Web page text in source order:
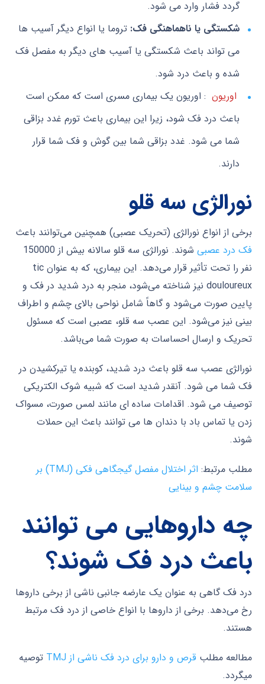
گردد فشار وارد می شود.
شکستگی یا ناهماهنگی فک: تروما یا انواع دیگر آسیب ها
می تواند باعث شکستگی یا آسیب های دیگر به مفصل فک
شده و باعث درد شود.
اوریون : اوریون یک بیماری مسری است که ممکن است
باعث درد فک شود، زیرا این بیماری باعث تورم غدد بزاقی
شما می شود. غدد بزاقی شما بین گوش و فک شما قرار
دارند.
نورالژی سه قلو
برخی از انواع نورالژی (تحریک عصبی) همچنین می‌توانند باعث
فک درد عصبی
شوند. نورالژی سه قلو سالانه بیش از 150000
نفر را تحت تأثیر قرار می‌دهد. این بیماری، که به عنوان tic
douloureux نیز شناخته می‌شود، منجر به درد شدید در فک و
پایین صورت می‌شود و گاهاً شامل نواحی بالای چشم و اطراف
بینی نیز می‌شود. این عصب سه قلو، عصبی است که مسئول
تحریک و ارسال احساسات به صورت شما می‌باشد.
نورالژی عصب سه قلو باعث درد شدید، کوبنده یا تیرکشیدن در
فک شما می شود. آنقدر شدید است که شبیه شوک الکتریکی
توصیف می شود. اقدامات ساده ای مانند لمس صورت، مسواک
زدن یا تماس باد با دندان ها می توانند باعث این حملات
شوند.
مطلب مرتبط:
اثر اختلال مفصل گیجگاهی فکی (TMJ) بر
سلامت چشم و بینایی
چه داروهایی می توانند
باعث درد فک شوند؟
درد فک گاهی به عنوان یک عارضه جانبی ناشی از برخی داروها
رخ می‌دهد. برخی از داروها با انواع خاصی از درد فک مرتبط
هستند.
مطالعه مطلبقرص و دارو برای درد فک ناشی از TMJ
توصیه
میگردد.